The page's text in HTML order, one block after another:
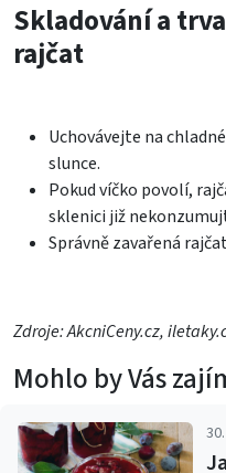
Skladování a
rajčat
Uchovávejte na
slunce.
Pokud víčko povolí,
sklenici již
Správně zavařená
Zdroje: AkcniCeny.cz,
Mohlo by Vás